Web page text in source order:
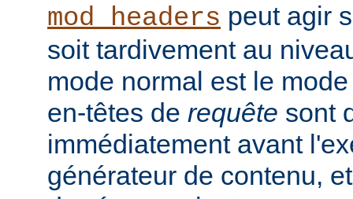
mod_headers peut agir
soit tardivement au
mode normal est le
en-têtes de requête sont
immédiatement avant
générateur de contenu,